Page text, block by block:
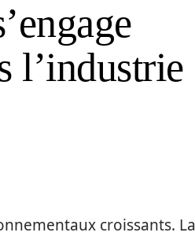
l’industrie
croissants. La